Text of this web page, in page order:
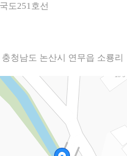
도251호선
청남도 논산시 연무읍 소룡리